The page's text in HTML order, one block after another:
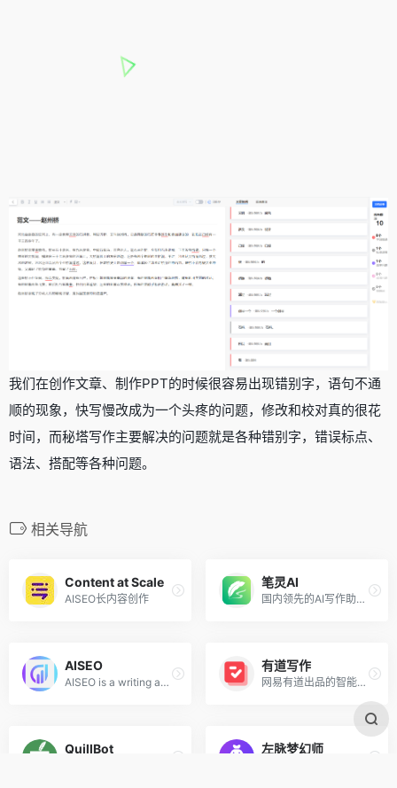
我们在创作文章、制作PPT的时候很容易出现错别字，语句不通
顺的现象，快写慢改成为一个头疼的问题，修改和校对真的很花
时间，而秘塔写作主要解决的问题就是各种错别字，错误标点、
语法、搭配等各种问题。
相关导航
Content at Scale
AISEO长内容创作
笔灵AI
国内领先的AI写作助手与智能工具
AISEO
AISEO is a writing assistant
有道写作
网易有道出品的智能英文写作修改和润色工具
QuillBot 左脉梦幻师